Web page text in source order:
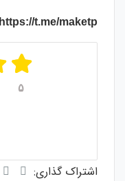
https://t.me/maketp
۵
اشتراک گذاری: